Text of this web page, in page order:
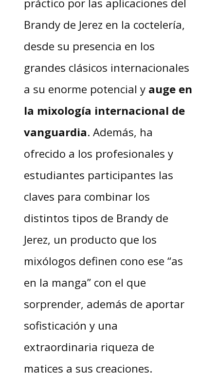
Brandy de Jerez en la coctelería,
desde su presencia en los
grandes clásicos internacionales
a su enorme potencial y auge en
la mixología internacional de
vanguardia. Además, ha
ofrecido a los profesionales y
estudiantes participantes las
claves para combinar los
distintos tipos de Brandy de
Jerez, un producto que los
mixólogos definen cono ese “as
en la manga” con el que
sorprender, además de aportar
sofisticación y una
extraordinaria riqueza de
matices a sus creaciones.